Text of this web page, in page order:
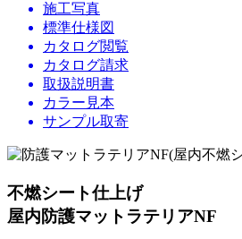
施工写真
標準仕様図
カタログ閲覧
カタログ請求
取扱説明書
カラー見本
サンプル取寄
不燃シート仕上げ
屋内防護マットラテリアNF